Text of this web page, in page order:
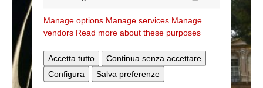
Manage options Manage services Manage
vendors Read more about these purposes
Accetta tutto
Continua senza accettare
Configura
Salva preferenze